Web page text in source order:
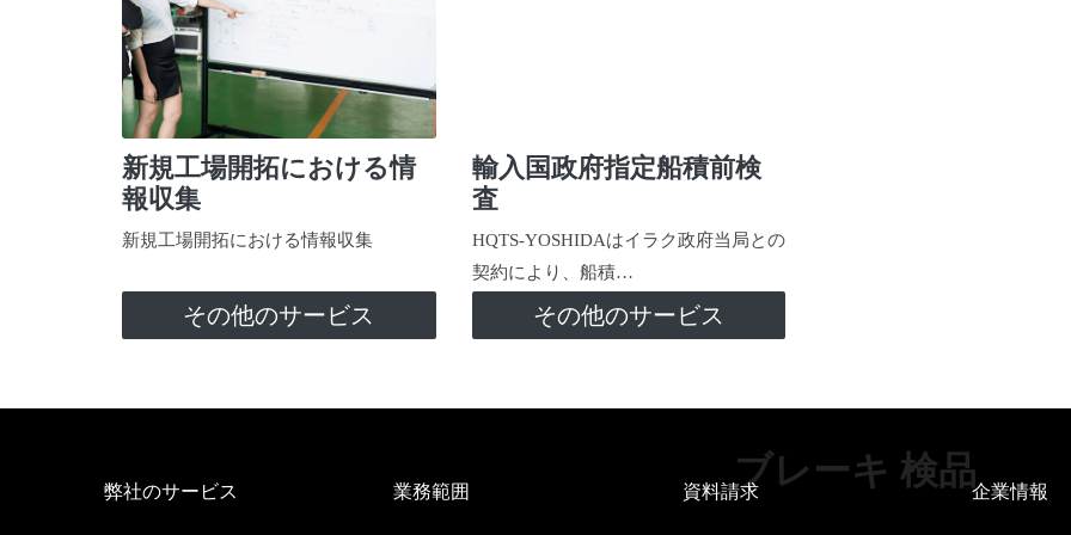
新規工場開拓における情
報収集
新規工場開拓における情報収集
その他のサービス
輸入国政府指定船積前検
査
HQTS-YOSHIDAはイラク政府当局との
契約により、船積…
その他のサービス
ブレーキ 検品
弊社のサービス 業務範囲 資料請求 企業情報